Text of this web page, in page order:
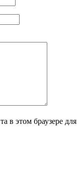
в этом браузере для